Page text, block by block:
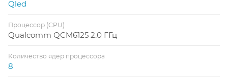
Qled
Процессор (CPU)
Qualcomm QCM6125 2.0 ГГц
Количество ядер процессора
8